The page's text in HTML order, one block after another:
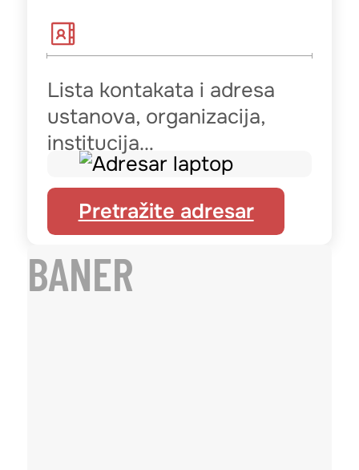
Lista kontakata i adresa
ustanova, organizacija,
institucija…
Pretražite adresar
BANER